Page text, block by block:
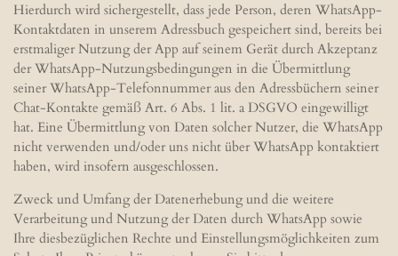
Hierdurch wird sichergestellt, dass jede Person, deren WhatsApp-
Kontaktdaten in unserem Adressbuch gespeichert sind, bereits bei
erstmaliger Nutzung der App auf seinem Gerät durch Akzeptanz
der WhatsApp-Nutzungsbedingungen in die Übermittlung
seiner WhatsApp-Telefonnummer aus den Adressbüchern seiner
Chat-Kontakte gemäß Art. 6 Abs. 1 lit. a DSGVO eingewilligt
hat. Eine Übermittlung von Daten solcher Nutzer, die WhatsApp
nicht verwenden und/oder uns nicht über WhatsApp kontaktiert
haben, wird insofern ausgeschlossen.
Zweck und Umfang der Datenerhebung und die weitere
Verarbeitung und Nutzung der Daten durch WhatsApp sowie
Ihre diesbezüglichen Rechte und Einstellungsmöglichkeiten zum